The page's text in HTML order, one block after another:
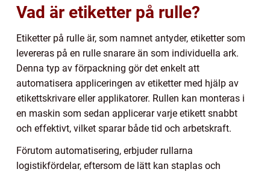
Vad är etiketter på rulle?
Etiketter på rulle är, som namnet antyder, etiketter som
levereras på en rulle snarare än som individuella ark.
Denna typ av förpackning gör det enkelt att
automatisera appliceringen av etiketter med hjälp av
etikettskrivare eller applikatorer. Rullen kan monteras i
en maskin som sedan applicerar varje etikett snabbt
och effektivt, vilket sparar både tid och arbetskraft.
Förutom automatisering, erbjuder rullarna
logistikfördelar, eftersom de lätt kan staplas och